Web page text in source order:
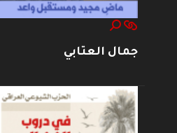
جمال العتابي